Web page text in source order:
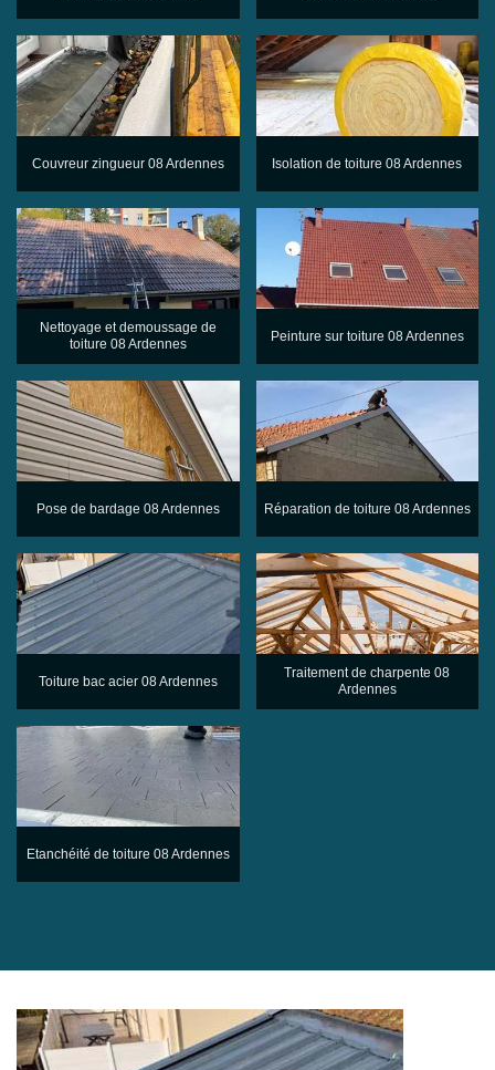
Couvreur zingueur 08 Ardennes Isolation de toiture 08 Ardennes
Nettoyage et demoussage de
toiture 08 Ardennes
Peinture sur toiture 08 Ardennes
Pose de bardage 08 Ardennes Réparation de toiture 08 Ardennes
Toiture bac acier 08 Ardennes
Traitement de charpente 08
Ardennes
Etanchéité de toiture 08 Ardennes